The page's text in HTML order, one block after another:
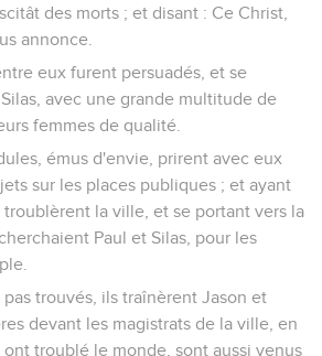
des morts ; et disant : Ce Christ,
annonce.
eux furent persuadés, et se
avec une grande multitude de
femmes de qualité.
émus d'envie, prirent avec eux
sur les places publiques ; et ayant
la ville, et se portant vers la
Paul et Silas, pour les
pas trouvés, ils traînèrent Jason et
devant les magistrats de la ville, en
ont troublé le monde, sont aussi venus